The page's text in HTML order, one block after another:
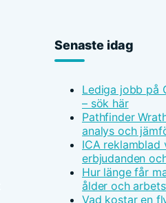
Senaste idag
Lediga jobb på
– sök här
Pathfinder
analys och
ICA reklamblad
erbjudanden
Hur länge får
ålder och
Vad kostar en